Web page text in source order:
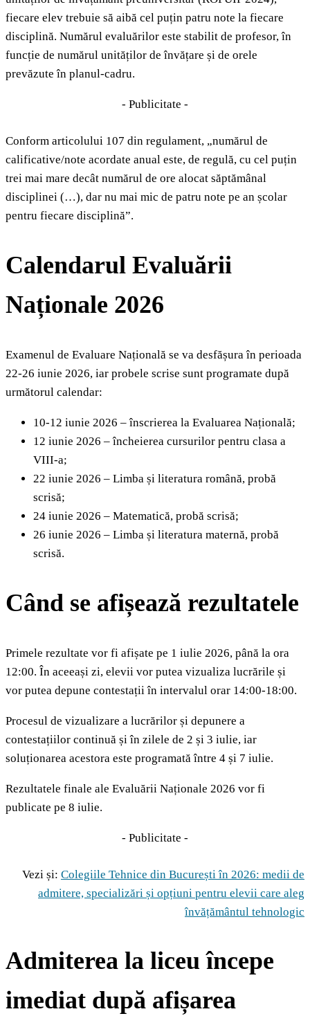
fiecare elev trebuie să aibă cel puțin patru note la fiecare
disciplină. Numărul evaluărilor este stabilit de profesor, în
funcție de numărul unităților de învățare și de orele
prevăzute în planul-cadru.
- Publicitate -
Conform articolului 107 din regulament, „numărul de
calificative/note acordate anual este, de regulă, cu cel puțin
trei mai mare decât numărul de ore alocat săptămânal
disciplinei (…), dar nu mai mic de patru note pe an școlar
pentru fiecare disciplină”.
Calendarul Evaluării
Naționale 2026
Examenul de Evaluare Națională se va desfășura în perioada
22-26 iunie 2026, iar probele scrise sunt programate după
următorul calendar:
10-12 iunie 2026 – înscrierea la Evaluarea Națională;
12 iunie 2026 – încheierea cursurilor pentru clasa a
VIII-a;
22 iunie 2026 – Limba și literatura română, probă
scrisă;
24 iunie 2026 – Matematică, probă scrisă;
26 iunie 2026 – Limba și literatura maternă, probă
scrisă.
Când se afișează rezultatele
Primele rezultate vor fi afișate pe 1 iulie 2026, până la ora
12:00. În aceeași zi, elevii vor putea vizualiza lucrările și
vor putea depune contestații în intervalul orar 14:00-18:00.
Procesul de vizualizare a lucrărilor și depunere a
contestațiilor continuă și în zilele de 2 și 3 iulie, iar
soluționarea acestora este programată între 4 și 7 iulie.
Rezultatele finale ale Evaluării Naționale 2026 vor fi
publicate pe 8 iulie.
- Publicitate -
Vezi și: Colegiile Tehnice din București în 2026: medii de
admitere, specializări și opțiuni pentru elevii care aleg
învățământul tehnologic
Admiterea la liceu începe
imediat după afișarea